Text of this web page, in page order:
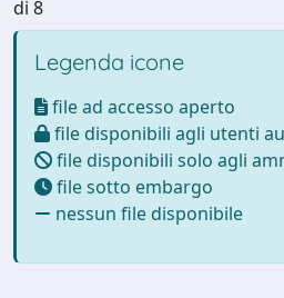
di 8
Legenda icone
file ad accesso aperto
file disponibili agli utenti
file disponibili solo agli
file sotto embargo
nessun file disponibile